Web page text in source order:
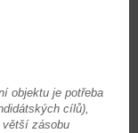
objektu je potřeba
cílů),
větší zásobu